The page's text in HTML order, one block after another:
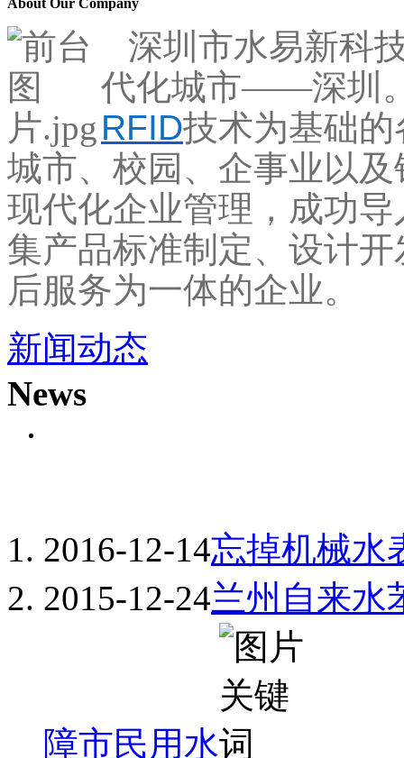
About Our Company
深圳市水易新科
代化城市——深圳
RFID技术为基础
城市、校园、企事业以
现代化企业管理，成功
集产品标准制定、设计
后服务为一体的企业。
新闻动态
News
2016-12-14忘掉机械水
2015-12-24兰州自来水
障市民用水